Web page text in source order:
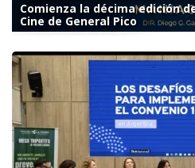
Comienza la décima edición
Cine de General Pico